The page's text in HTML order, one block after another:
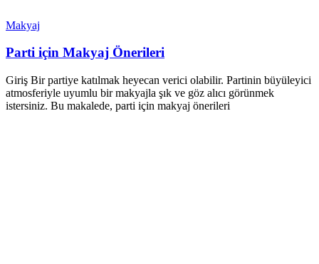
Makyaj
Parti için Makyaj Önerileri
Giriş Bir partiye katılmak heyecan verici olabilir. Partinin büyüleyici
atmosferiyle uyumlu bir makyajla şık ve göz alıcı görünmek
istersiniz. Bu makalede, parti için makyaj önerileri